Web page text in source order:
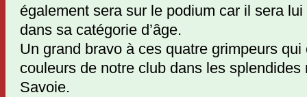
également sera sur le podium car il sera
dans sa catégorie d’âge.
Un grand bravo à ces quatre grimpeurs
couleurs de notre club dans les
Savoie.